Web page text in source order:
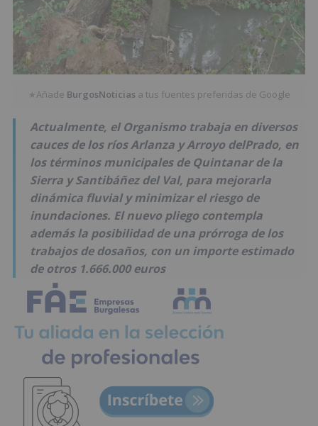
★Añade BurgosNoticias a tus fuentes preferidas de Google
Actualmente, el Organismo trabaja en diversos
cauces de los ríos Arlanza y Arroyo delPrado, en
los términos municipales de Quintanar de la
Sierra y Santibáñez del Val, para mejorarla
dinámica fluvial y minimizar el riesgo de
inundaciones. El nuevo pliego contempla
además la posibilidad de una prórroga de los
trabajos de dosaños, con un importe estimado
de otros 1.666.000 euros